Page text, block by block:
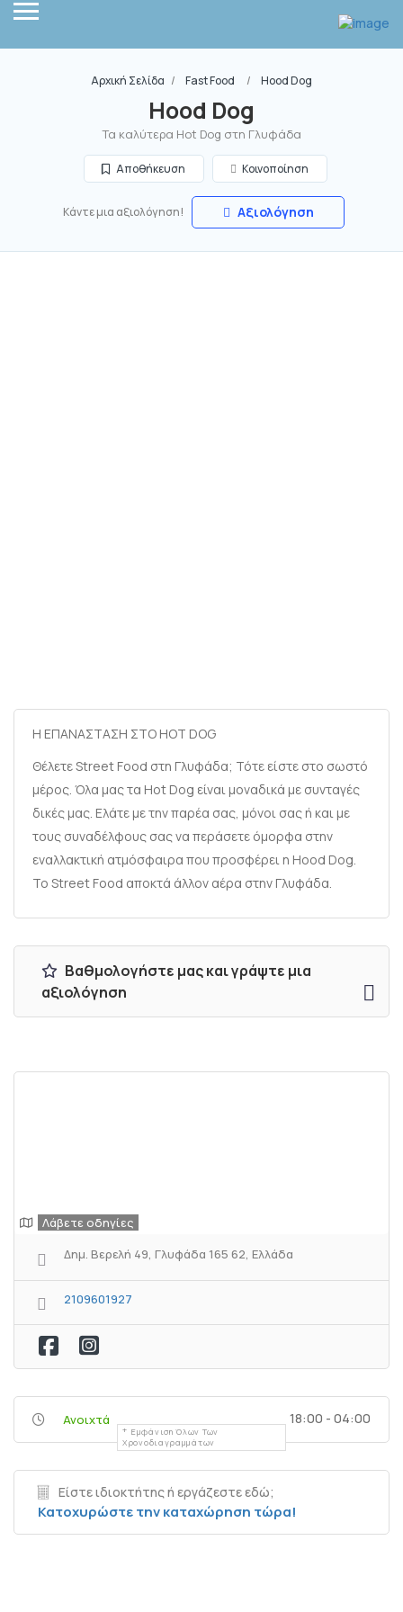
Αρχική Σελίδα Fast Food Hood Dog
Hood Dog
Τα καλύτερα Hot Dog στη Γλυφάδα
Αποθήκευση Κοινοποίηση
Κάντε μια αξιολόγηση! Αξιολόγηση
Η ΕΠΑΝΑΣΤΑΣΗ ΣΤΟ HOT DOG
Θέλετε Street Food στη Γλυφάδα; Τότε είστε στο σωστό
μέρος. Όλα μας τα Hot Dog είναι μοναδικά με συνταγές
δικές μας. Ελάτε με την παρέα σας, μόνοι σας ή και με
τους συναδέλφους σας να περάσετε όμορφα στην
εναλλακτική ατμόσφαιρα που προσφέρει η Hood Dog.
Το Street Food αποκτά άλλον αέρα στην Γλυφάδα.
Βαθμολογήστε μας και γράψτε μια
αξιολόγηση
Λάβετε οδηγίες
Δημ. Βερελή 49, Γλυφάδα 165 62, Ελλάδα
2109601927
Ανοιχτά 18:00 - 04:00
Εμφάνιση Όλων Των
Χρονοδιαγραμμάτων
Είστε ιδιοκτήτης ή εργάζεστε εδώ;
Κατοχυρώστε την καταχώρηση τώρα!